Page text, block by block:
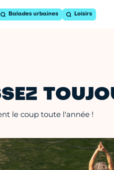
Balades urbaines Loisirs
le coup toute l'année !